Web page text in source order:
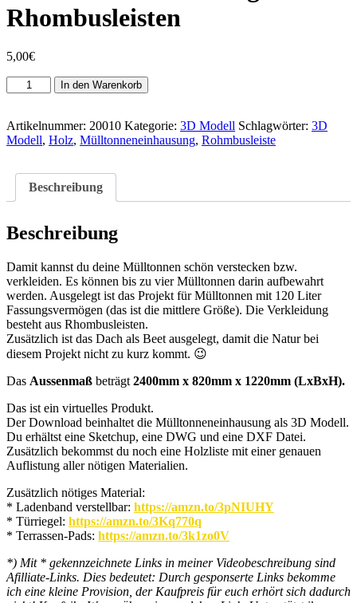
Rhombusleisten
5,00€
Mülltonneneinhausung
aus
Menge
In den Warenkorb
Artikelnummer: 20010 Kategorie: 3D Modell Schlagwörter: 3D
Modell, Holz, Mülltonneneinhausung, Rohmbusleiste
Beschreibung
Beschreibung
Damit kannst du deine Mülltonnen schön verstecken bzw.
verkleiden. Es können bis zu vier Mülltonnen darin aufbewahrt
werden. Ausgelegt ist das Projekt für Mülltonnen mit 120 Liter
Fassungsvermögen (das ist die mittlere Größe). Die Verkleidung
besteht aus Rhombusleisten.
Zusätzlich ist das Dach als Beet ausgelegt, damit die Natur bei
diesem Projekt nicht zu kurz kommt. 😉
Das Aussenmaß beträgt 2400mm x 820mm x 1220mm (LxBxH).
Das ist ein virtuelles Produkt.
Der Download beinhaltet die Mülltonneneinhausung als 3D Modell.
Du erhältst eine Sketchup, eine DWG und eine DXF Datei.
Zusätzlich bekommst du noch eine Holzliste mit einer genauen
Auflistung aller nötigen Materialien.
Zusätzlich nötiges Material:
* Ladenband verstellbar: https://amzn.to/3pNIUHY
* Türriegel: https://amzn.to/3Kq770q
* Terrassen-Pads: https://amzn.to/3k1zo0V
*) Mit * gekennzeichnete Links in meiner Videobeschreibung sind
Afilliate-Links. Dies bedeutet: Durch gesponserte Links bekomme
ich eine kleine Provision, der Kaufpreis für euch erhört sich dadurch